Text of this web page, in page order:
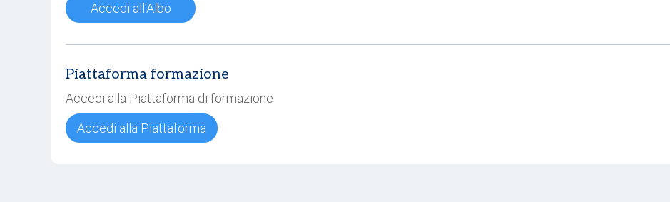
Accedi all'Albo
Piattaforma formazione
Accedi alla Piattaforma di formazione
Accedi alla Piattaforma